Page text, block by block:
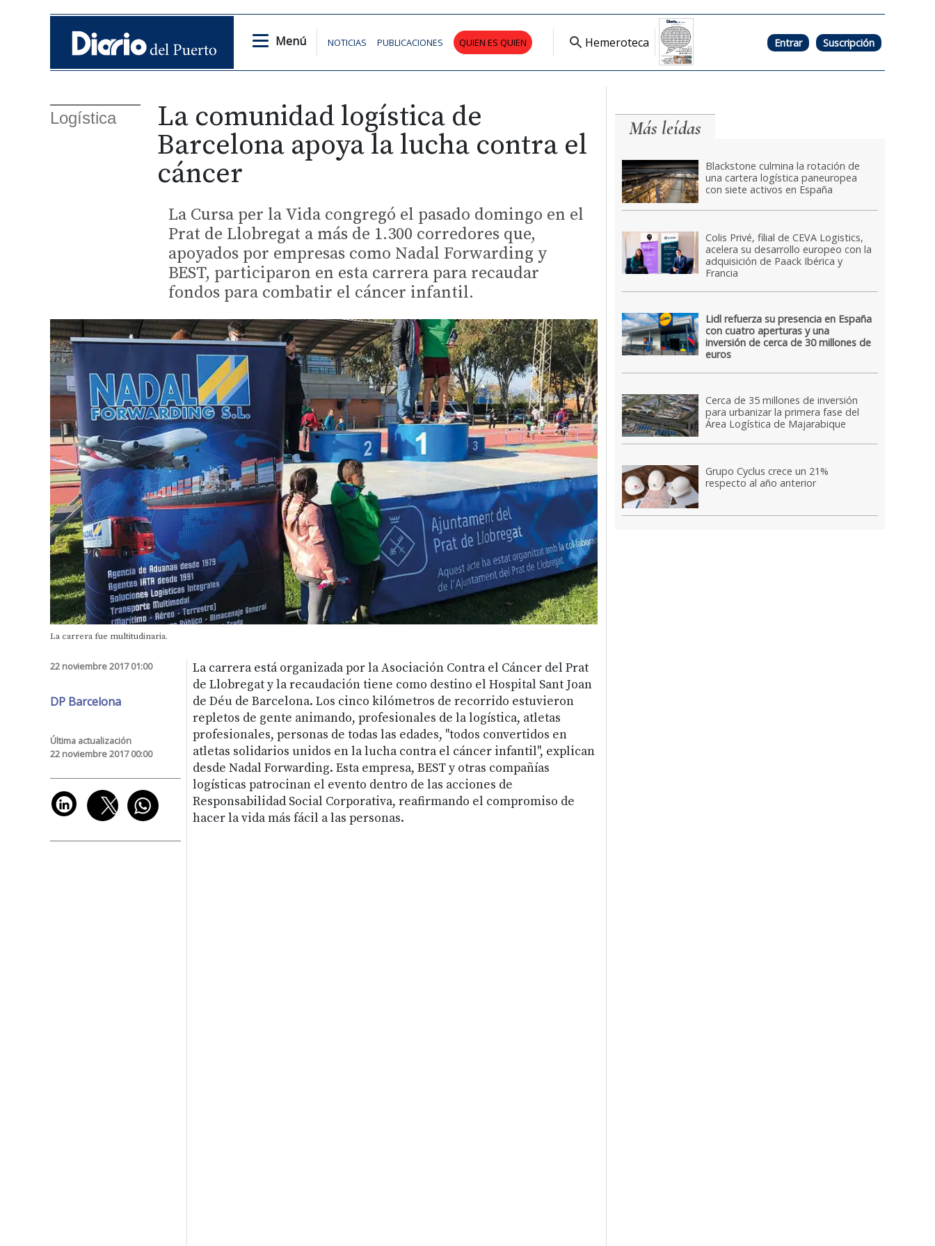
Menú NOTICIAS PUBLICACIONES QUIEN ES QUIEN Hemeroteca Entrar Suscripción
Logística
La comunidad logística de
Barcelona apoya la lucha contra el
cáncer
La Cursa per la Vida congregó el pasado domingo en el
Prat de Llobregat a más de 1.300 corredores que,
apoyados por empresas como Nadal Forwarding y
BEST, participaron en esta carrera para recaudar
fondos para combatir el cáncer infantil.
La carrera fue multitudinaria.
22 noviembre 2017 01:00
DP Barcelona
Última actualización
22 noviembre 2017 00:00
La carrera está organizada por la Asociación Contra el Cáncer del Prat
de Llobregat y la recaudación tiene como destino el Hospital Sant Joan
de Déu de Barcelona. Los cinco kilómetros de recorrido estuvieron
repletos de gente animando, profesionales de la logística, atletas
profesionales, personas de todas las edades, "todos convertidos en
atletas solidarios unidos en la lucha contra el cáncer infantil", explican
desde Nadal Forwarding. Esta empresa, BEST y otras compañías
logísticas patrocinan el evento dentro de las acciones de
Responsabilidad Social Corporativa, reafirmando el compromiso de
hacer la vida más fácil a las personas.
Más leídas
Blackstone culmina la rotación de
una cartera logística paneuropea
con siete activos en España
Colis Privé, filial de CEVA Logistics,
acelera su desarrollo europeo con la
adquisición de Paack Ibérica y
Francia
Lidl refuerza su presencia en España
con cuatro aperturas y una
inversión de cerca de 30 millones de
euros
Cerca de 35 millones de inversión
para urbanizar la primera fase del
Área Logística de Majarabique
Grupo Cyclus crece un 21%
respecto al año anterior